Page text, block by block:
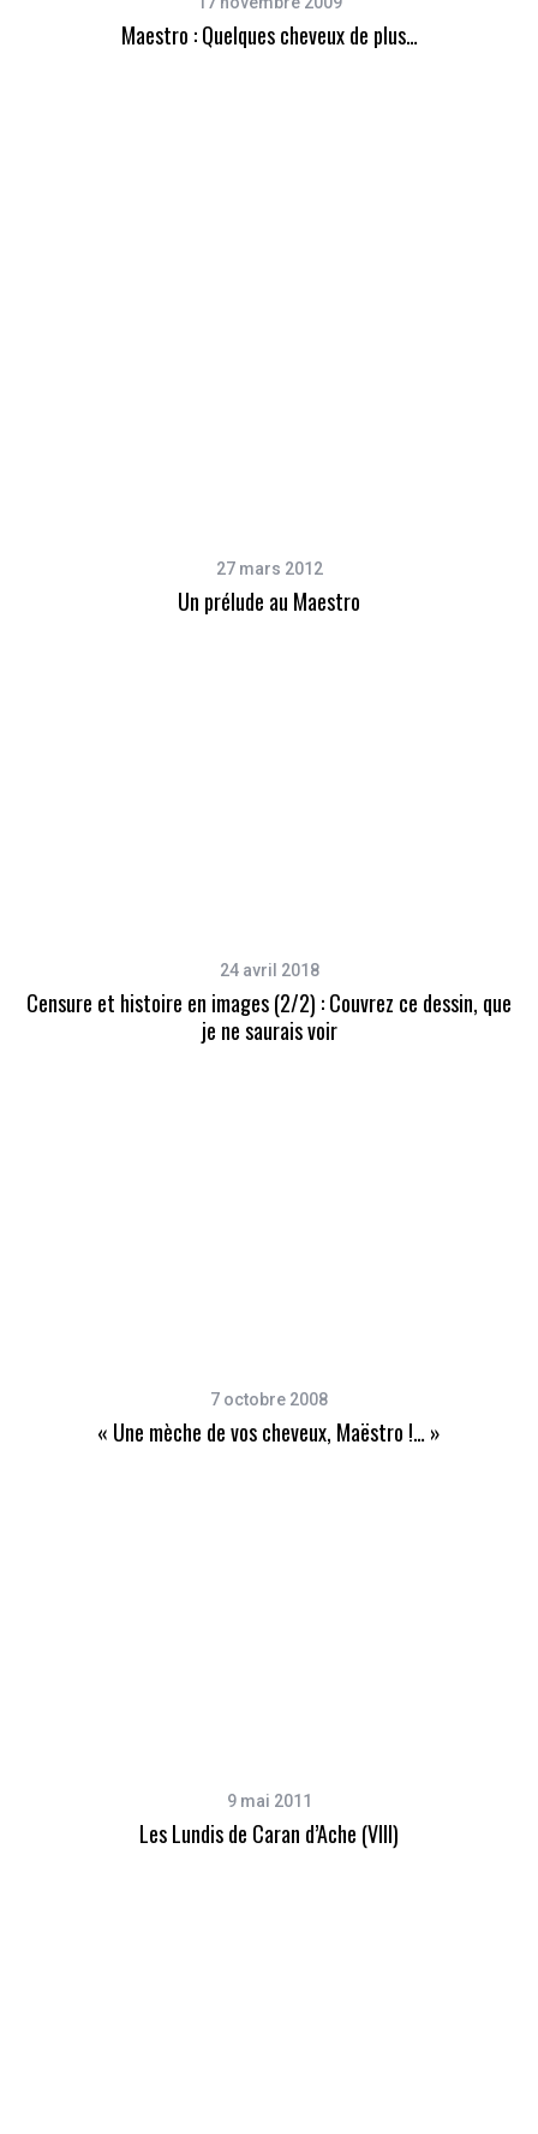
Maestro : Quelques cheveux de plus…
27 mars 2012
Un prélude au Maestro
24 avril 2018
Censure et histoire en images (2/2) : Couvrez ce dessin, que
je ne saurais voir
7 octobre 2008
« Une mèche de vos cheveux, Maëstro !… »
9 mai 2011
Les Lundis de Caran d’Ache (VIII)